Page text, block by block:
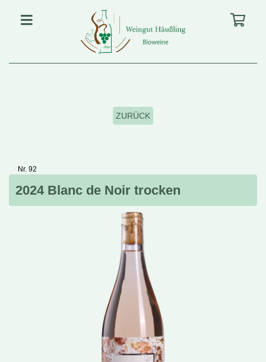
ZURÜCK
Nr. 92
2024 Blanc de Noir trocken